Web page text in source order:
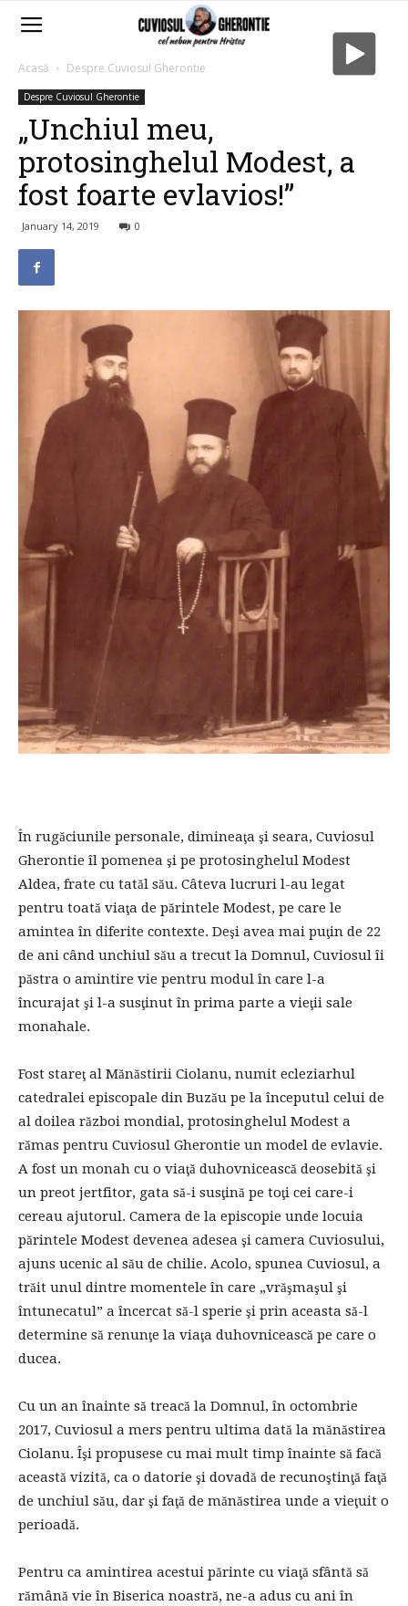
Acasă Despre Cuviosul Gherontie
Despre Cuviosul Gherontie
„Unchiul meu,
protosinghelul Modest, a
fost foarte evlavios!”
January 14, 2019 0
În rugăciunile personale, dimineaţa şi seara, Cuviosul
Gherontie îl pomenea şi pe protosinghelul Modest
Aldea, frate cu tatăl său. Câteva lucruri l-au legat
pentru toată viaţa de părintele Modest, pe care le
amintea în diferite contexte. Deşi avea mai puţin de 22
de ani când unchiul său a trecut la Domnul, Cuviosul îi
păstra o amintire vie pentru modul în care l-a
încurajat şi l-a susţinut în prima parte a vieţii sale
monahale.
Fost stareţ al Mănăstirii Ciolanu, numit ecleziarhul
catedralei episcopale din Buzău pe la începutul celui de
al doilea război mondial, protosinghelul Modest a
rămas pentru Cuviosul Gherontie un model de evlavie.
A fost un monah cu o viaţă duhovnicească deosebită şi
un preot jertfitor, gata să-i susţină pe toţi cei care-i
cereau ajutorul. Camera de la episcopie unde locuia
părintele Modest devenea adesea şi camera Cuviosului,
ajuns ucenic al său de chilie. Acolo, spunea Cuviosul, a
trăit unul dintre momentele în care „vrăşmaşul şi
întunecatul” a încercat să-l sperie şi prin aceasta să-l
determine să renunţe la viaţa duhovnicească pe care o
ducea.
Cu un an înainte să treacă la Domnul, în octombrie
2017, Cuviosul a mers pentru ultima dată la mănăstirea
Ciolanu. Îşi propusese cu mai mult timp înainte să facă
această vizită, ca o datorie şi dovadă de recunoştinţă faţă
de unchiul său, dar şi faţă de mănăstirea unde a vieţuit o
perioadă.
Pentru ca amintirea acestui părinte cu viaţă sfântă să
rămână vie în Biserica noastră, ne-a adus cu ani în